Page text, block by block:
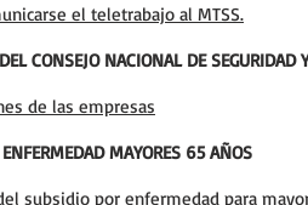
el teletrabajo al MTSS.
CONSEJO NACIONAL DE SEGURIDAD
de las empresas
MAYORES 65 AÑOS
subsidio por enfermedad para